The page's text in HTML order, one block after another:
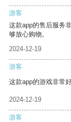
游客
这款app的售后服务
够放心购物。
2024-12-19
游客
这款app的游戏非常
2024-12-19
游客